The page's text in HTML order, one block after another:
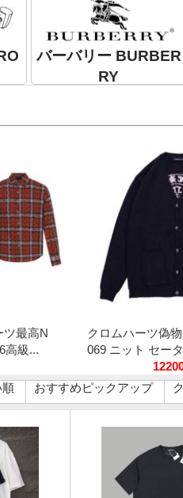
バーバリー BURBER
RY
ツ最高N
高級...
クロムハーツ偽
069 ニット セー
順 おすすめピックアップ